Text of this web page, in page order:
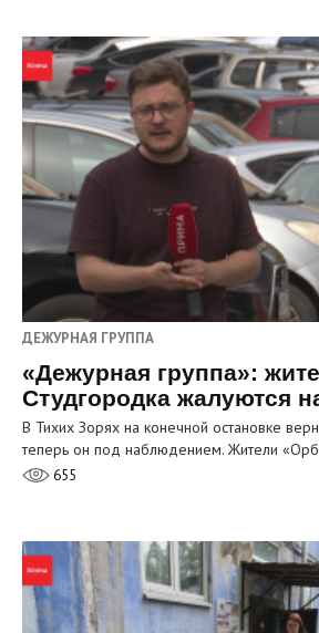
ДЕЖУРНАЯ ГРУППА
«Дежурная группа»:
Студгородка жалуются
В Тихих Зорях на конечной остановке
теперь он под наблюдением. Жители
655